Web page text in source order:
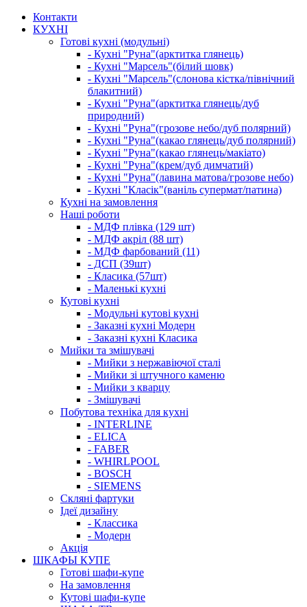
Контакти
КУХНІ
Готові кухні (модульні)
- Кухні "Руна"(арктитка глянець)
- Кухні "Марсель"(білий шовк)
- Кухні "Марсель"(слонова кістка/північний
блакитний)
- Кухні "Руна"(арктитка глянець/дуб
природний)
- Кухні "Руна"(грозове небо/дуб полярний)
- Кухні "Руна"(какао глянець/дуб полярний)
- Кухні "Руна"(какао глянець/макіато)
- Кухні "Руна"(крем/дуб димчатий)
- Кухні "Руна"(лавина матова/грозове небо)
- Кухні "Класік"(ваніль супермат/патина)
Кухні на замовлення
Наші роботи
- МДФ плівка (129 шт)
- МДФ акріл (88 шт)
- МДФ фарбований (11)
- ДСП (39шт)
- Класика (57шт)
- Маленькі кухні
Кутові кухні
- Модульні кутові кухні
- Заказні кухні Модерн
- Заказні кухні Класика
Мийки та змішувачі
- Мийки з нержавіючої сталі
- Мийки зі штучного каменю
- Мийки з кварцу
- Змішувачі
Побутова техніка для кухні
- INTERLINE
- ELICA
- FABER
- WHIRLPOOL
- BOSCH
- SIEMENS
Скляні фартуки
Ідеї дизайну
- Класcика
- Модерн
Акція
ШКАФЫ КУПЕ
Готові шафи-купе
На замовлення
Кутові шафи-купе